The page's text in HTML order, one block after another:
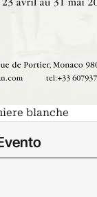
blanche